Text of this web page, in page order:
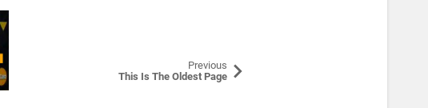
Previous
This Is The Oldest Page